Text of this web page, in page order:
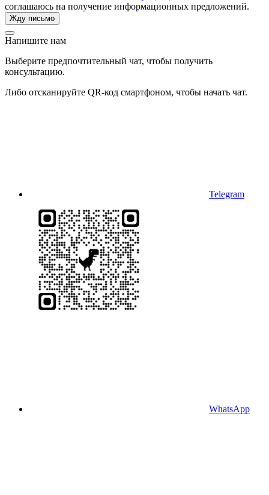
соглашаюсь на получение информационных предложений.
Напишите нам
Выберите предпочтительный чат, чтобы получить
консультацию.
Либо отсканируйте QR-код смартфоном, чтобы начать чат.
Telegram
WhatsApp